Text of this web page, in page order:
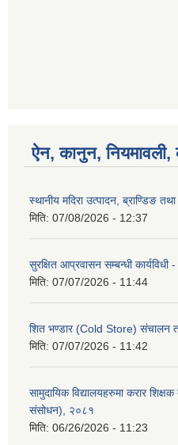
ऐन, कानुन, नियमावली,
स्थानीय मदिरा उत्पादन, ब्राण्डिङ
मिति: 07/08/2026 - 12:37
सुरक्षित आप्रवासन सम्बन्धी कार्यविधी
मिति: 07/07/2026 - 11:44
शित भण्डार (Cold Store) संचालन
मिति: 07/07/2026 - 11:42
सामुदायिक विद्यालयहरुमा करार शिक्षक
संसोधन), २०८१
मिति: 06/26/2026 - 11:23